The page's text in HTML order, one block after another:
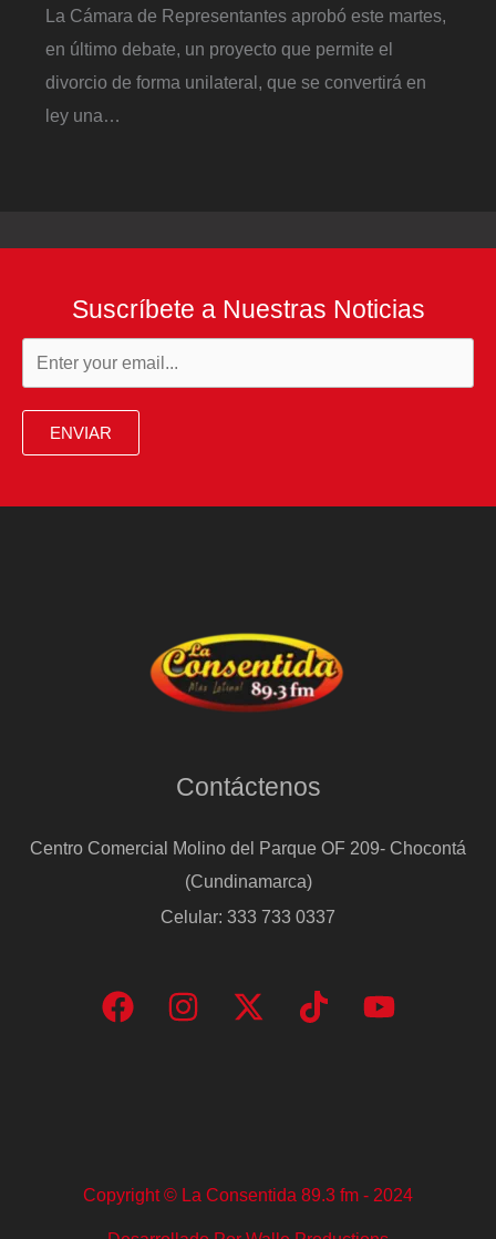
La Cámara de Representantes aprobó este martes,
en último debate, un proyecto que permite el
divorcio de forma unilateral, que se convertirá en
ley una…
Suscríbete a Nuestras Noticias
ENVIAR
Contáctenos
Centro Comercial Molino del Parque OF 209- Chocontá
(Cundinamarca)
Celular: 333 733 0337
Copyright © La Consentida 89.3 fm - 2024